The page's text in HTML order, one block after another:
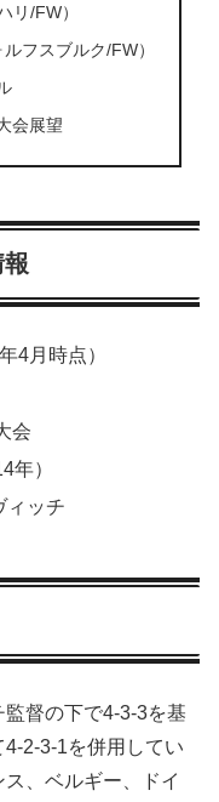
リ/FW）
フスブルク/FW）
会展望
4月時点）
会
年）
ィッチ
督の下で4-3-3を基
2-3-1を併用してい
、ベルギー、ドイ